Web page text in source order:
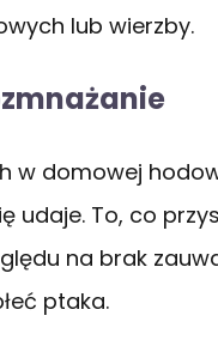
lub wierzby.
w domowej
udaje. To, co
na brak
ptaka.